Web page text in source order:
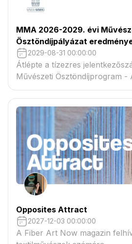
MMA 2026-2029. évi
Ösztöndíjpályázat
2029-08-31 00:00:00
Átlépte a tízezres
Művészeti Ösztöndíjprogram -
tartaléklistás pályázók
csatolmányban
Opposites Attract
2027-12-03 00:00:00
A Fiber Art Now magazin